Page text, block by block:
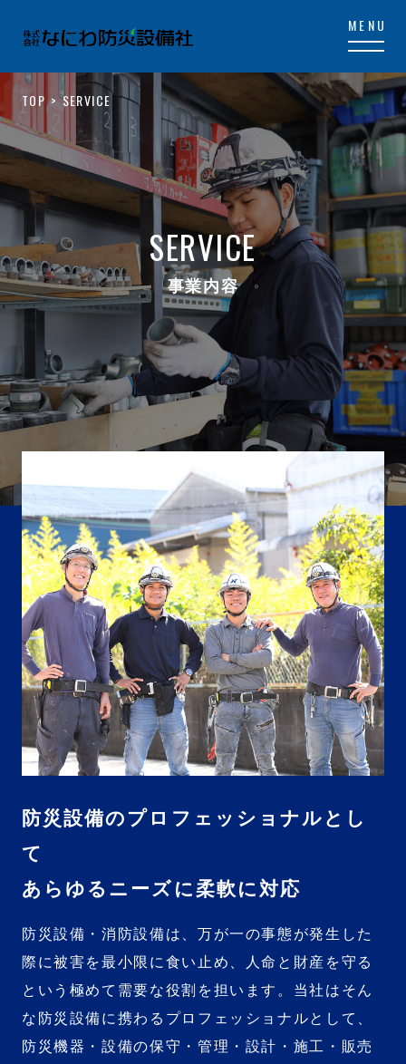
TOP SERVICE
SERVICE
事業内容
防災設備のプロフェッショナルとし
て
あらゆるニーズに柔軟に対応
防災設備・消防設備は、万が一の事態が発生した
際に被害を最小限に食い止め、人命と財産を守る
という極めて需要な役割を担います。当社はそん
な防災設備に携わるプロフェッショナルとして、
防災機器・設備の保守・管理・設計・施工・販売